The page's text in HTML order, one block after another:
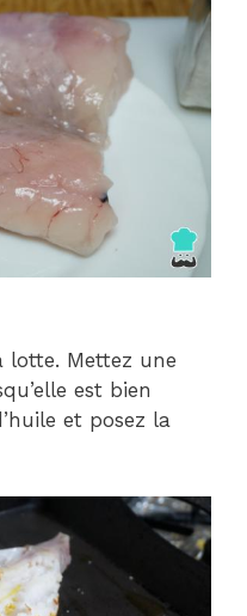
lotte. Mettez une
est bien
et posez la